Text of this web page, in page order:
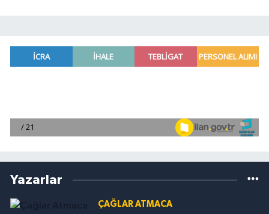
Yazarlar
ÇAĞLAR ATMACA